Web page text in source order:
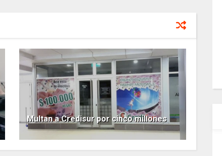
Multan a Credisur por cinco millones